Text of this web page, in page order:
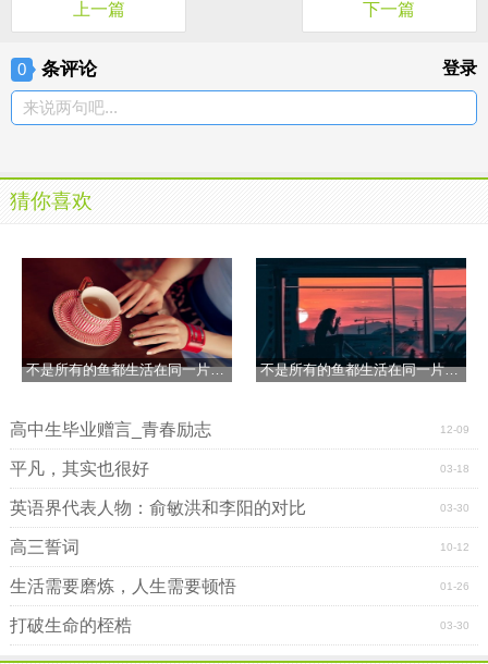
上一篇 下一篇
0 条评论 登录
来说两句吧...
猜你喜欢
不是所有的鱼都生活在同一片海里 不是所有的鱼都生活在同一片海里
12-09
高中生毕业赠言_青春励志
03-18
平凡，其实也很好
03-30
英语界代表人物：俞敏洪和李阳的对比
10-12
高三誓词
01-26
生活需要磨炼，人生需要顿悟
03-30
打破生命的桎梏